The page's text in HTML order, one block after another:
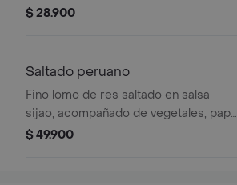
arroz al wok con salsa de ostras,
$ 28.900
Saltado peruano
Fino lomo de res saltado en salsa
sijao, acompañado de vegetales, papa
a la francesa y arroz blanco.
$ 49.900